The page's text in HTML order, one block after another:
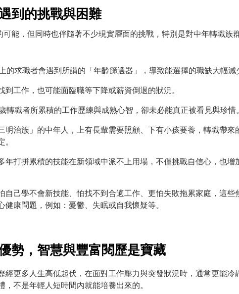
到的挑戰與困難
能，但同時也伴隨著不少現實層面的挑戰，特別是對中年轉職族
的求職者會遇到所謂的「年齡篩選器」，導致能選擇的職缺大幅減
到工作，也可能面臨職等下降或薪資倒退的狀況。
轉職者所累積的工作歷練與成熟心智，卻未必能真正被看見與珍惜。
明治族」的中年人，上有長輩需要照顧、下有小孩要養，轉職帶來
年打拼累積的技能在新領域中派不上用場，不僅挑戰自信心，也增
自己學不會新技能、怕找不到合適工作、更怕失敗拖累家庭，這些
健康問題，例如：憂鬱、失眠或自我懷疑等。
勢，智慧與豐富閱歷是寶藏
經更多人生高低起伏，在面對工作壓力與突發狀況時，通常更能冷
，不是年輕人短時間內就能培養出來的。